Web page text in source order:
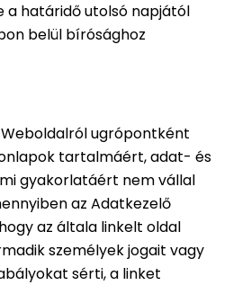
a határidő utolsó napjától
belül bírósághoz
ugrópontként
tartalmáért, adat- és
gyakorlatáért nem vállal
az Adatkezelő
az általa linkelt oldal
személyek jogait vagy
sérti, a linket